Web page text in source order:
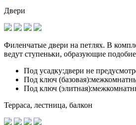
Двери
Филенчатые двери на петлях. В
ведут ступеньки, образующие
Под усадку:двери не
Под ключ (базовая):
Под ключ (элитная):
Терраса, лестница, балкон